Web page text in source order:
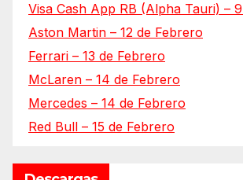
Visa Cash App RB (Alpha Tauri) –
Aston Martin – 12 de Febrero
Ferrari – 13 de Febrero
McLaren – 14 de Febrero
Mercedes – 14 de Febrero
Red Bull – 15 de Febrero